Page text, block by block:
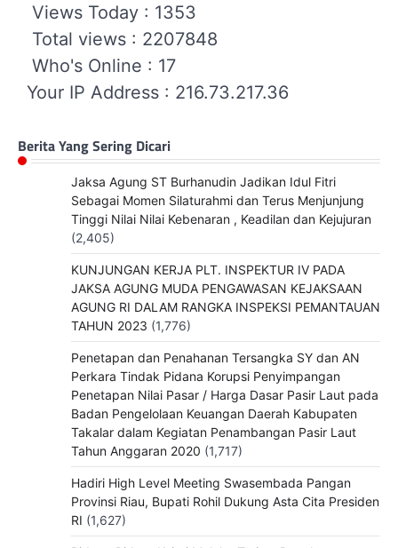
Views Today : 1353
Total views : 2207848
Who's Online : 17
Your IP Address : 216.73.217.36
Berita Yang Sering Dicari
Jaksa Agung ST Burhanudin Jadikan Idul Fitri
Sebagai Momen Silaturahmi dan Terus Menjunjung
Tinggi Nilai Nilai Kebenaran , Keadilan dan Kejujuran
(2,405)
KUNJUNGAN KERJA PLT. INSPEKTUR IV PADA
JAKSA AGUNG MUDA PENGAWASAN KEJAKSAAN
AGUNG RI DALAM RANGKA INSPEKSI PEMANTAUAN
TAHUN 2023 (1,776)
Penetapan dan Penahanan Tersangka SY dan AN
Perkara Tindak Pidana Korupsi Penyimpangan
Penetapan Nilai Pasar / Harga Dasar Pasir Laut pada
Badan Pengelolaan Keuangan Daerah Kabupaten
Takalar dalam Kegiatan Penambangan Pasir Laut
Tahun Anggaran 2020 (1,717)
Hadiri High Level Meeting Swasembada Pangan
Provinsi Riau, Bupati Rohil Dukung Asta Cita Presiden
RI (1,627)